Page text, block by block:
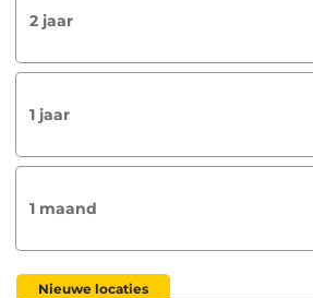
2 jaar
1 jaar
1 maand
Nieuwe locaties